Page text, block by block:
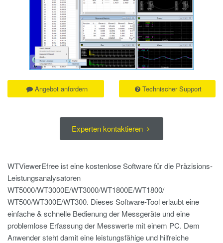
WTViewerEfree ist eine kostenlose Software für die Präzisions-
Leistungsanalysatoren
WT5000/WT3000E/WT3000/WT1800E/WT1800/
WT500/WT300E/WT300. Dieses Software-Tool erlaubt eine
einfache & schnelle Bedienung der Messgeräte und eine
problemlose Erfassung der Messwerte mit einem PC. Dem
Anwender steht damit eine leistungsfähige und hilfreiche
Experten kontaktieren
Angebot anfordern Technischer Support